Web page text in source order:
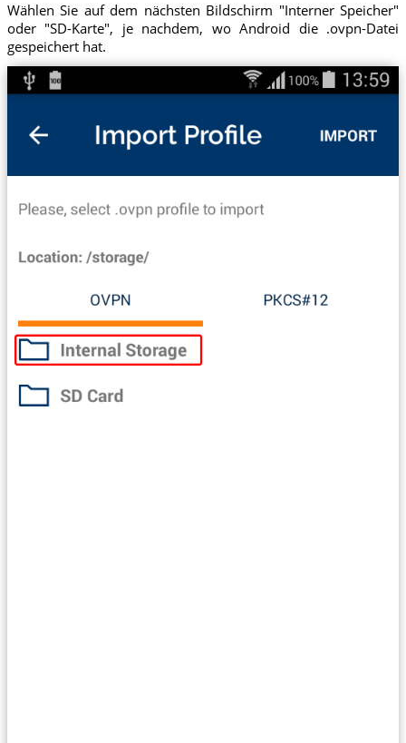
Wählen Sie auf dem nächsten Bildschirm "Interner Speicher"
oder "SD-Karte", je nachdem, wo Android die .ovpn-Datei
gespeichert hat.